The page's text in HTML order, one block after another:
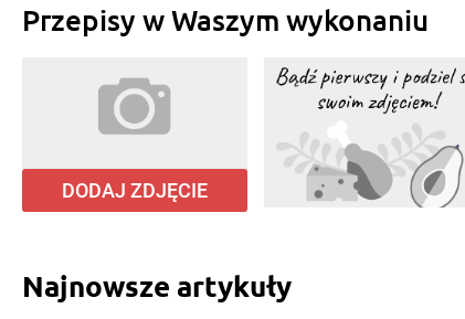
Przepisy w Waszym wykonaniu
DODAJ ZDJĘCIE
Najnowsze artykuły